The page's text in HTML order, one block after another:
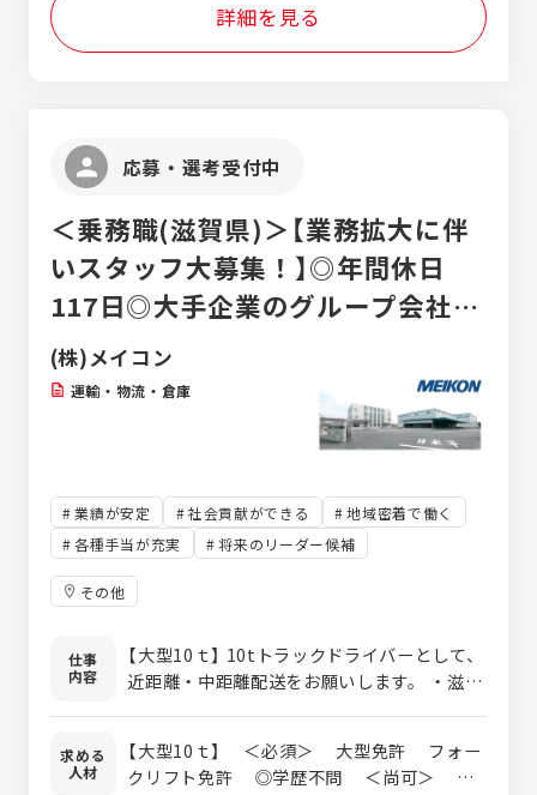
詳細を見る
応募・選考受付中
＜乗務職(滋賀県)＞【業務拡大に伴
いスタッフ大募集！】◎年間休日
117日◎大手企業のグループ会社◎
週休二日制
(株)メイコン
運輸・物流・倉庫
業績が安定 社会貢献ができる
地域密着で働く
各種手当が充実
将来のリーダー候補
その他
仕事
内容
【大型10ｔ】 10tトラックドライバーとして、
近距離・中距離配送をお願いします。 ・滋賀
原料・飲料など ＜運行＞基本は近県での配送
求める
人材
【大型10ｔ】 ＜必須＞ 大型免許 フォー
クリフト免許 ◎学歴不問 ＜尚可＞ ・